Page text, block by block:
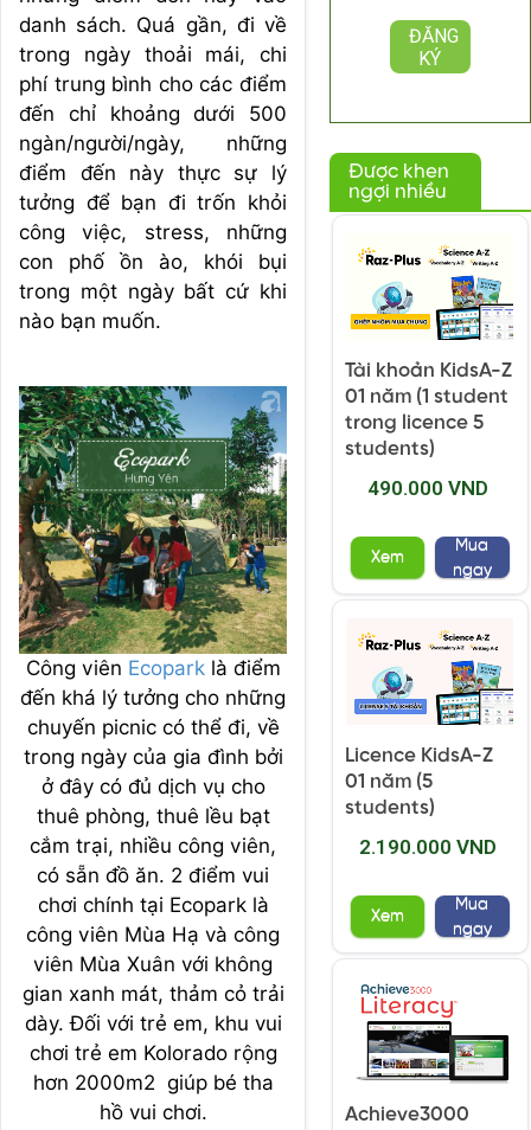
danh sách. Quá gần, đi về
trong ngày thoải mái, chi
phí trung bình cho các điểm
đến chỉ khoảng dưới 500
ngàn/người/ngày, những
điểm đến này thực sự lý
tưởng để bạn đi trốn khỏi
công việc, stress, những
con phố ồn ào, khói bụi
trong một ngày bất cứ khi
nào bạn muốn.
Công viên Ecoparklà điểm
đến khá lý tưởng cho những
chuyến picnic có thể đi, về
trong ngày của gia đình bởi
ở đây có đủ dịch vụ cho
thuê phòng, thuê lều bạt
cắm trại, nhiều công viên,
có sẵn đồ ăn. 2 điểm vui
chơi chính tại Ecopark là
công viên Mùa Hạ và công
viên Mùa Xuân với không
gian xanh mát, thảm cỏ trải
dày. Đối với trẻ em, khu vui
chơi trẻ em Kolorado rộng
hơn 2000m2 giúp bé tha
hồ vui chơi.
Được khen
ngợi nhiều
Tài khoản KidsA-Z
01 năm (1 student
trong licence 5
students)
490.000 VND
Xem
Mua
ngay
Licence KidsA-Z
01 năm (5
students)
2.190.000 VND
Xem
Mua
ngay
Achieve3000